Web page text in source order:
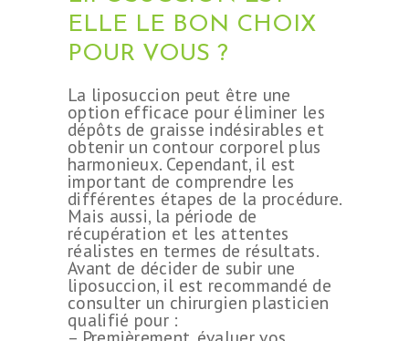
ELLE LE BON CHOIX
POUR VOUS ?
La liposuccion peut être une
option efficace pour éliminer les
dépôts de graisse indésirables et
obtenir un contour corporel plus
harmonieux. Cependant, il est
important de comprendre les
différentes étapes de la procédure.
Mais aussi, la période de
récupération et les attentes
réalistes en termes de résultats.
Avant de décider de subir une
liposuccion, il est recommandé de
consulter un chirurgien plasticien
qualifié pour :